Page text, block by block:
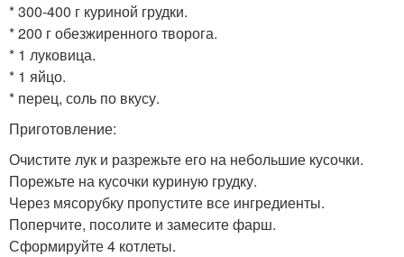
* 300-400 г куриной грудки.
* 200 г обезжиренного творога.
* 1 луковица.
* 1 яйцо.
* перец, соль по вкусу.
Приготовление:
Очистите лук и разрежьте его на небольшие кусочки.
Порежьте на кусочки куриную грудку.
Через мясорубку пропустите все ингредиенты.
Поперчите, посолите и замесите фарш.
Сформируйте 4 котлеты.